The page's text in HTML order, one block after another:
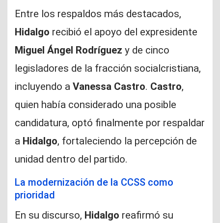
Entre los respaldos más destacados,
Hidalgo recibió el apoyo del expresidente
Miguel Ángel Rodríguez y de cinco
legisladores de la fracción socialcristiana,
incluyendo a Vanessa Castro. Castro,
quien había considerado una posible
candidatura, optó finalmente por respaldar
a Hidalgo, fortaleciendo la percepción de
unidad dentro del partido.
La modernización de la CCSS como
prioridad
En su discurso, Hidalgo reafirmó su